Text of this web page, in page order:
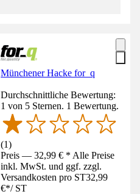
Münchener Hacke for_q
Durchschnittliche Bewertung:
1 von 5 Sternen. 1 Bewertung.
(1)
Preis — 32,99 € * Alle Preise
inkl. MwSt. und ggf. zzgl.
Versandkosten pro ST32,99
€*/ ST